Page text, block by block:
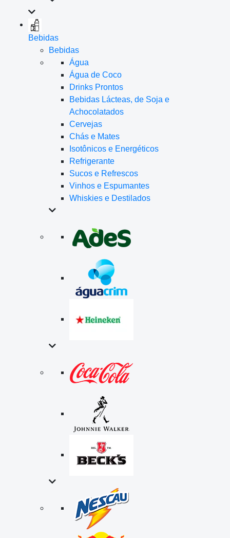
Bebidas
Bebidas
Água
Água de Coco
Drinks Prontos
Bebidas Lácteas, de Soja e
Achocolatados
Cervejas
Chás e Mates
Isotônicos e Energéticos
Refrigerante
Sucos e Refrescos
Vinhos e Espumantes
Whiskies e Destilados